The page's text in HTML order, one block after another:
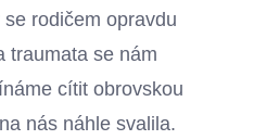
rodičem opravdu
traumata se nám
cítit obrovskou
nás náhle svalila.